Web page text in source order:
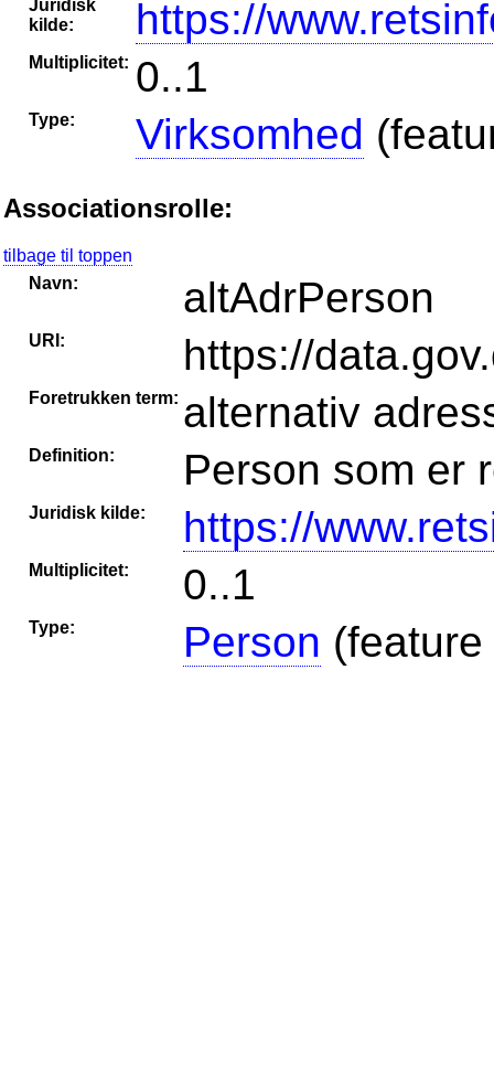
Juridisk
kilde:
https://
Multiplicitet: 0..1
Type: Virksomhed
Associationsrolle:
tilbage til toppen
Navn:
altAdrPerson
URI: https://
Foretrukken term: alternativ
Definition: Person som er
Juridisk kilde: https://
Multiplicitet: 0..1
Type: Person